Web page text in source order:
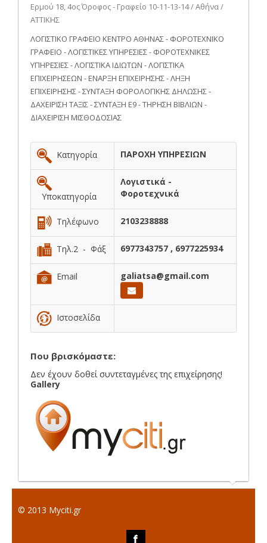
Ερμού 18, 4ος Όροφος - Γραφείο 10-11-13-14 / Αθήνα /
ΑΤΤΙΚΗΣ
ΛΟΓΙΣΤΙΚΟ ΓΡΑΦΕΙΟ ΚΕΝΤΡΟ ΑΘΗΝΑΣ - ΦΟΡΟΤΕΧΝΙΚΟ
ΓΡΑΦΕΙΟ - ΛΟΓΙΣΤΙΚΕΣ ΥΠΗΡΕΣΙΕΣ - ΦΟΡΟΤΕΧΝΙΚΕΣ
ΥΠΗΡΕΣΙΕΣ - ΛΟΓΙΣΤΙΚΑ ΙΔΙΩΤΩΝ - ΛΟΓΙΣΤΙΚΑ
ΕΠΙΧΕΙΡΗΣΕΩΝ - ΕΝΑΡΞΗ ΕΠΙΧΕΙΡΗΣΗΣ - ΛΗΞΗ
ΕΠΙΧΕΙΡΗΣΗΣ - ΣΥΝΤΑΞΗ ΦΟΡΟΛΟΓΙΚΗΣ ΔΗΛΩΣΗΣ -
ΔΑΧΕΙΡΙΣΗ ΤΑΞΙΣ - ΣΥΝΤΑΞΗ Ε9 - ΤΗΡΗΣΗ ΒΙΒΛΙΩΝ -
ΔΙΑΧΕΙΡΙΣΗ ΜΙΣΘΟΔΟΣΙΑΣ
Κατηγορία ΠΑΡΟΧΗ ΥΠΗΡΕΣΙΩΝ
Υποκατηγορία
Λογιστικά -
Φοροτεχνικά
Τηλέφωνο 2103238888
Τηλ.2 - Φάξ 6977343757 , 6977225934
Email galiatsa@gmail.com
Ιστοσελίδα
Που βρισκόμαστε:
Δεν έχουν δοθεί συντεταγμένες της επιχείρησης!
Gallery
© 2013 Myciti.gr